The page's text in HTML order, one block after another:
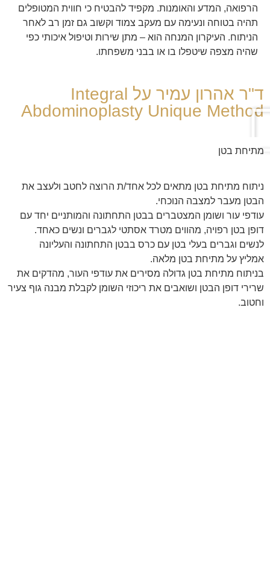
הרפואה, המדע והאומנות. מקפיד להבטיח כי חווית המטופלים
תהיה בטוחה ונעימה עם מעקב צמוד וקשוב גם זמן רב לאחר
הניתוח. העיקרון המנחה הוא – מתן שירות וטיפול איכותי כפי
שהיה מצפה שיטפלו בו או בבני משפחתו.
ד"ר אהרון עמיר על Integral
Abdominoplasty Unique Method
מתיחת בטן
ניתוח מתיחת בטן מתאים לכל אחד/ת הרוצה לחטב ולעצב את
הבטן מעבר למצבה הנוכחי.
עודפי עור ושומן המצטברים בבטן התחתונה והמותניים יחד עם
דופן בטן רפויה, מהווים מטרד אסתטי לגברים ונשים כאחד.
לנשים וגברים בעלי בטן עם כרס בבטן התחתונה והעליונה
אמליץ על מתיחת בטן מלאה.
בניתוח מתיחת בטן גדולה מסירים את עודפי העור, מהדקים את
שרירי דופן הבטן ושואבים את ריכוזי השומן לקבלת מבנה גוף צעיר
וחטוב.